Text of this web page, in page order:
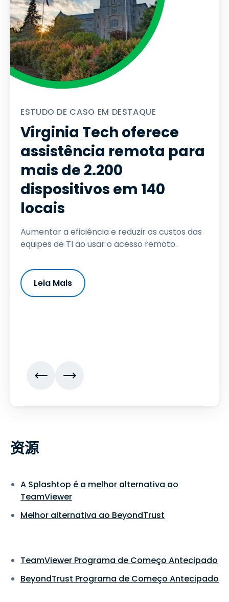
ESTUDO DE CASO EM DESTAQUE
Virginia Tech oferece
assistência remota para
mais de 2.200
dispositivos em 140
locais
Aumentar a eficiência e reduzir os custos das
equipes de TI ao usar o acesso remoto.
Leia Mais
资源
A Splashtop é a melhor alternativa ao
TeamViewer
Melhor alternativa ao BeyondTrust
TeamViewer Programa de Começo Antecipado
BeyondTrust Programa de Começo Antecipado